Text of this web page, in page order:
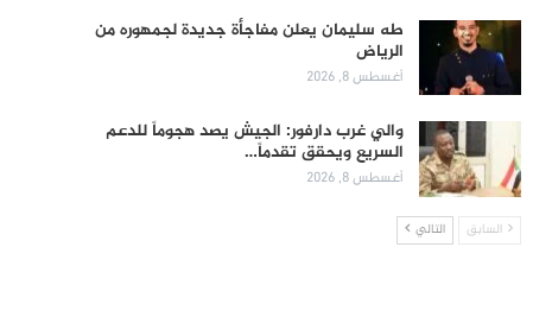
طه سليمان يعلن مفاجأة جديدة لجمهوره من
الرياض
أغسطس 8, 2026
والي غرب دارفور: الجيش يصد هجوماً للدعم
السريع ويحقق تقدماً…
أغسطس 8, 2026
السابق التالي